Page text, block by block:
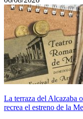
La terraza del Alcazaba
recrea el estreno de la